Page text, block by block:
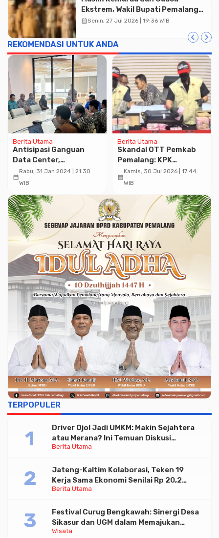
Ekstrem, Wakil Bupati Pemalang
Ingatkan ASN Waspada Bahaya
calendar_monthSenin, 27 Jul 2026 | 19:36 WIB
REKOMENDASI UNTUK ANDA
Berita Utama
Antisipasi Ganguan
Data Center,
Diskominfo Jateng
Gelar Simulasi DRP
calendar_month
Rabu, 31 Jan 2024 | 21:30
WIB
Berita Utama
Skandal OTT Pemkab
Pemalang: KPK
Tetapkan Bupati
Pemalang dan Oknum
Tersangka Pemerasan
Rp1,98 Miliar
calendar_month
Kamis, 30 Jul 2026 | 17:44
WIB
TERPOPULER
Berita Utama
Driver Ojol Jadi UMKM: Makin Sejahtera
atau Merana? Ini Temuan Diskusi
Paramadina
Berita Utama
Jateng-Kaltim Kolaborasi, Teken 19
Kerja Sama Ekonomi Senilai Rp 20,2
Triliun
Wisata
Festival Curug Bengkawah: Sinergi Desa
Sikasur dan UGM dalam Memajukan
Wisata serta UMKM Lokal